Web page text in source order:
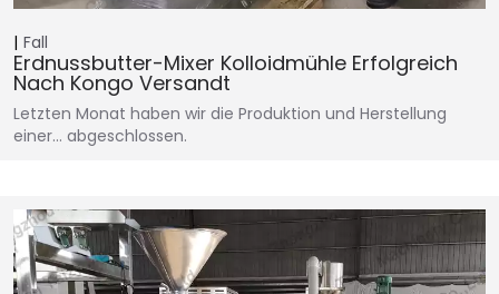
Fall
Erdnussbutter-Mixer Kolloidmühle Erfolgreich
Nach Kongo Versandt
Letzten Monat haben wir die Produktion und Herstellung
einer… abgeschlossen.